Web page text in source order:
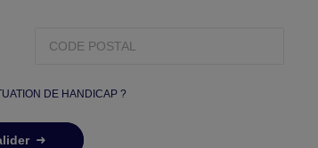
DE HANDICAP ?